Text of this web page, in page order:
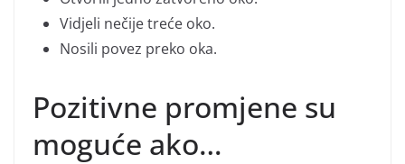
Vidjeli nečije treće oko.
Nosili povez preko oka.
Pozitivne promjene su
moguće ako…